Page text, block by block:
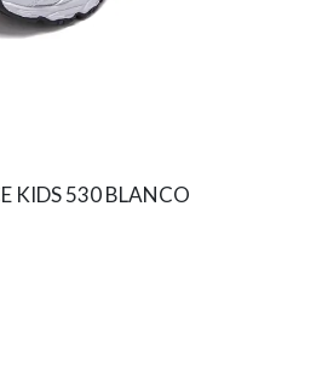
KIDS 530 BLANCO